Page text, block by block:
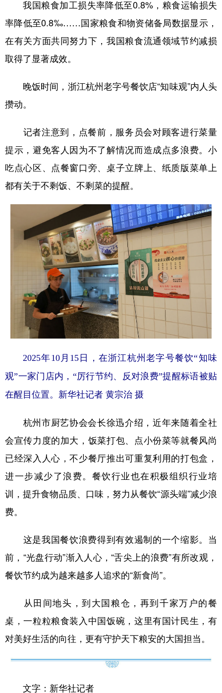
我国粮食加工损失率降低至0.8%，粮食运输损失
率降低至0.8‰……国家粮食和物资储备局数据显示，
在有关方面共同努力下，我国粮食流通领域节约减损
取得了显著成效。
晚饭时间，浙江杭州老字号餐饮店“知味观”内人头
攒动。
记者注意到，点餐前，服务员会对顾客进行菜量
提示，避免客人因为不了解情况而造成点多浪费。小
吃点心区、点餐窗口旁、桌子立牌上、纸质版菜单上
都有关于不剩饭、不剩菜的提醒。
2025年10月15日，在浙江杭州老字号餐饮“知味
观”一家门店内，“厉行节约、反对浪费”提醒标语被贴
在醒目位置。新华社记者 黄宗治 摄
杭州市厨艺协会会长徐迅介绍，近年来随着全社
会宣传力度的加大，饭菜打包、点小份菜等就餐风尚
已经深入人心，不少餐厅推出可重复利用的打包盒，
进一步减少了浪费。餐饮行业也在积极组织行业培
训，提升食物品质、口味，努力从餐饮“源头端”减少浪
费。
这是我国餐饮浪费得到有效遏制的一个缩影。当
前，“光盘行动”渐入人心，“舌尖上的浪费”有所改观，
餐饮节约成为越来越多人追求的“新食尚”。
从田间地头，到大国粮仓，再到千家万户的餐
桌，一粒粒粮食装入中国饭碗，这里有国计民生，有
对美好生活的向往，更有守护天下粮安的大国担当。
文字：新华社记者